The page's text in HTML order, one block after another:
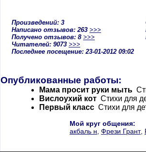
Произведений: 3
Написано отзывов: 263 >>>
Получено отзывов: 8 >>>
Читателей: 9073 >>>
Последнее посещение: 23-01-2012 09:02
Опубликованные работы:
Мама просит руки мыть
Вислоухий кот Стихи для
Первый класс Стихи для
Мой круг общения:
акбаль н Фрези Грант,